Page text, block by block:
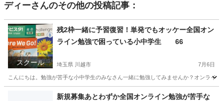
ディーさんのその他の投稿記事：
スクール
残2枠一緒に予習復習！単発でもオッケー全国オン
ライン勉強で困っている小中学生 66
埼玉県 川越市 7月6日
こんにちは。勉強が苦手な小中学生のみなさん一緒に勉強してみませんか？オンライ
家庭教師 オンライン
新規募集あとわずか全国オンライン勉強が苦手な